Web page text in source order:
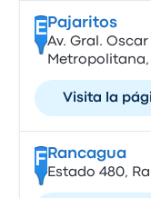
E Pajaritos
Av. Gral.
Metropolitana,
Visita la
F Rancagua
Estado 480,